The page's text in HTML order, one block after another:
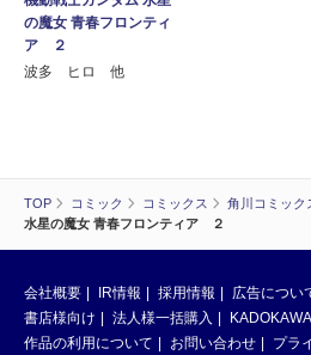
TOP コミック コミックス 角川コミック
水星の魔女 青春フロンティア ２
の魔女 青春フロンティ
ア ２
波多 ヒロ 他
会社概要 IR情報 採用情報 広告につい
書店様向け
法人様一括購入
作品の利用について
お問い合わせ プラ